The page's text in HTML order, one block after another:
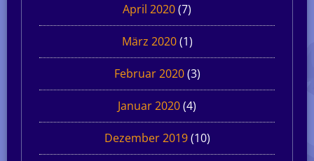
April 2020(7)
März 2020(1)
Februar 2020(3)
Januar 2020(4)
Dezember 2019(10)